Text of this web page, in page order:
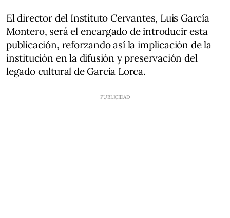
El director del Instituto Cervantes, Luis García
Montero, será el encargado de introducir esta
publicación, reforzando así la implicación de la
institución en la difusión y preservación del
legado cultural de García Lorca.